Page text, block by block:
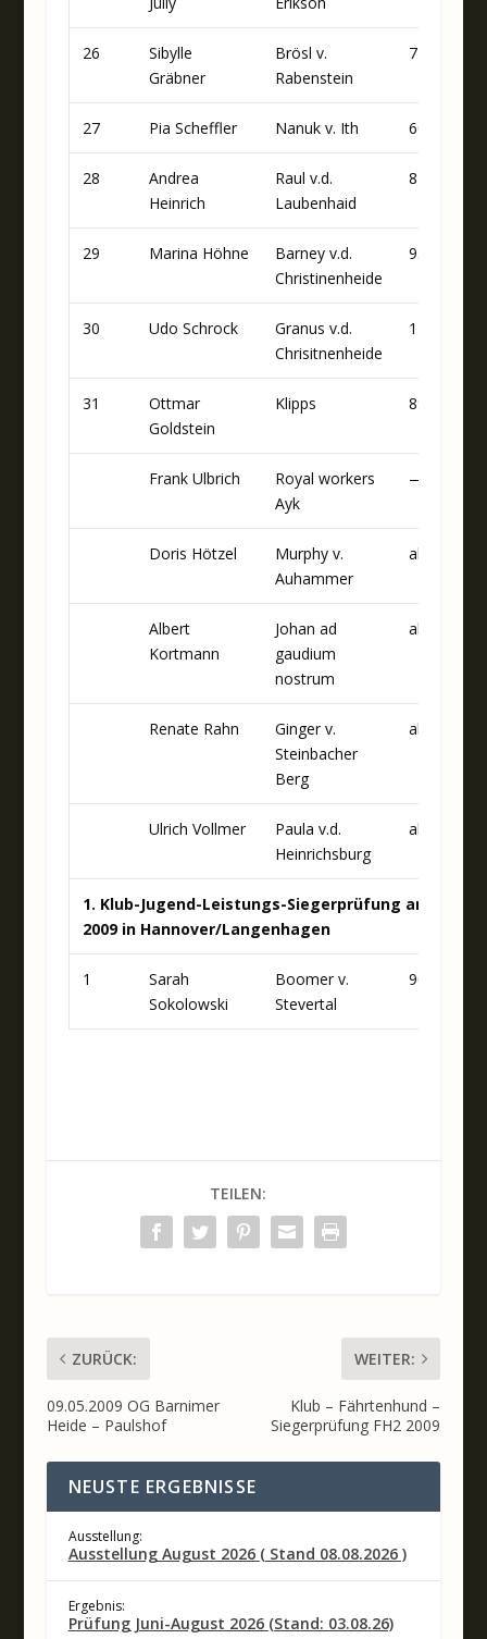
26
Sibylle
Gräbner
Brösl v.
Rabenstein
77
27 Pia Scheffler Nanuk v. Ith 60
28
Andrea
Heinrich
Raul v.d.
Laubenhaid
87
29 Marina Höhne
Barney v.d.
Christinenheide
95
30 Udo Schrock
Granus v.d.
Chrisitnenheide
14
31
Ottmar
Goldstein
Klipps 89
Frank Ulbrich
Royal workers
Ayk
—
Doris Hötzel
Murphy v.
Auhammer
abgesagt
Albert
Kortmann
Johan ad
gaudium
nostrum
abgesagt
Renate Rahn
Ginger v.
Steinbacher
Berg
abgesagt
Ulrich Vollmer
Paula v.d.
Heinrichsburg
abgesagt
1. Klub-Jugend-Leistungs-Siegerprüfung am 02. –
2009 in Hannover/Langenhagen
1
Sarah
Sokolowski
Boomer v.
Stevertal
90
TEILEN:
ZURÜCK:
09.05.2009 OG Barnimer
Heide – Paulshof
WEITER:
Klub – Fährtenhund –
Siegerprüfung FH2 2009
NEUSTE ERGEBNISSE
Ausstellung:
Ausstellung August 2026 ( Stand 08.08.2026 )
Ergebnis:
Prüfung Juni-August 2026 (Stand: 03.08.26)